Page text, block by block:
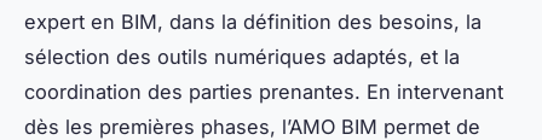
expert en BIM, dans la définition des besoins, la
sélection des outils numériques adaptés, et la
coordination des parties prenantes. En intervenant
dès les premières phases, l’AMO BIM permet de